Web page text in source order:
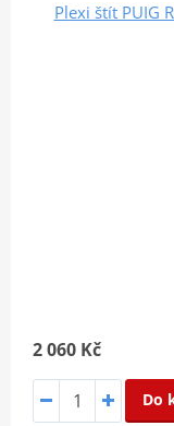
Plexi štít PUIG
2 060 Kč
Do